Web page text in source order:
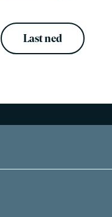
Last ned